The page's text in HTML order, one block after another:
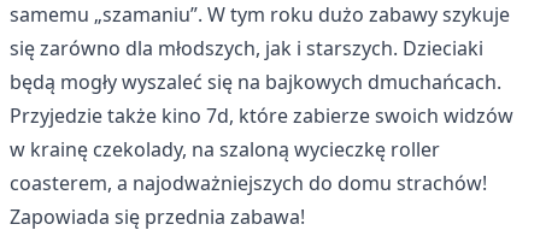
samemu „szamaniu”. W tym roku dużo zabawy szykuje
się zarówno dla młodszych, jak i starszych. Dzieciaki
będą mogły wyszaleć się na bajkowych dmuchańcach.
Przyjedzie także kino 7d, które zabierze swoich widzów
w krainę czekolady, na szaloną wycieczkę roller
coasterem, a najodważniejszych do domu strachów!
Zapowiada się przednia zabawa!